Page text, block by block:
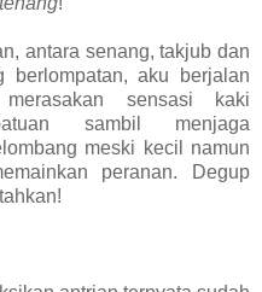
antara senang, takjub dan
berlompatan, aku berjalan
sensasi kaki
sambil menjaga
meski kecil namun
peranan. Degup